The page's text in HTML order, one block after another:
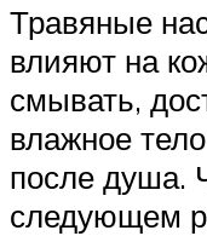
Травяные
влияют на
смывать,
влажное
после душа.
следующем